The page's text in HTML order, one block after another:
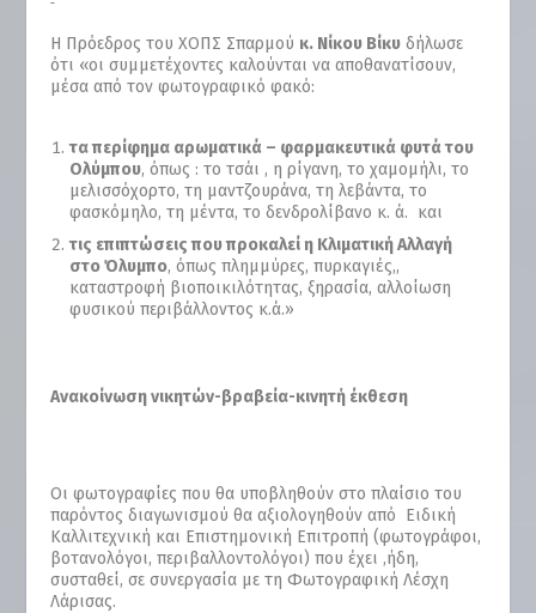
Η Πρόεδρος του ΧΟΠΣ Σπαρμού κ. Νίκου Βίκυ δήλωσε
ότι «οι συμμετέχοντες καλούνται να αποθανατίσουν,
μέσα από τον φωτογραφικό φακό:
τα περίφημα αρωματικά – φαρμακευτικά φυτά του
Ολύμπου, όπως : το τσάι , η ρίγανη, το χαμομήλι, το
μελισσόχορτο, τη μαντζουράνα, τη λεβάντα, το
φασκόμηλο, τη μέντα, το δενδρολίβανο κ. ά. και
τις επιπτώσεις που προκαλεί η Κλιματική Αλλαγή
στο Όλυμπο, όπως πλημμύρες, πυρκαγιές,,
καταστροφή βιοποικιλότητας, ξηρασία, αλλοίωση
φυσικού περιβάλλοντος κ.ά.»
Ανακοίνωση νικητών-βραβεία-κινητή έκθεση
Οι φωτογραφίες που θα υποβληθούν στο πλαίσιο του
παρόντος διαγωνισμού θα αξιολογηθούν από Ειδική
Καλλιτεχνική και Επιστημονική Επιτροπή (φωτογράφοι,
βοτανολόγοι, περιβαλλοντολόγοι) που έχει ,ήδη,
συσταθεί, σε συνεργασία με τη Φωτογραφική Λέσχη
Λάρισας.